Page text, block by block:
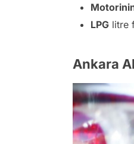
LPG litre
Ankara